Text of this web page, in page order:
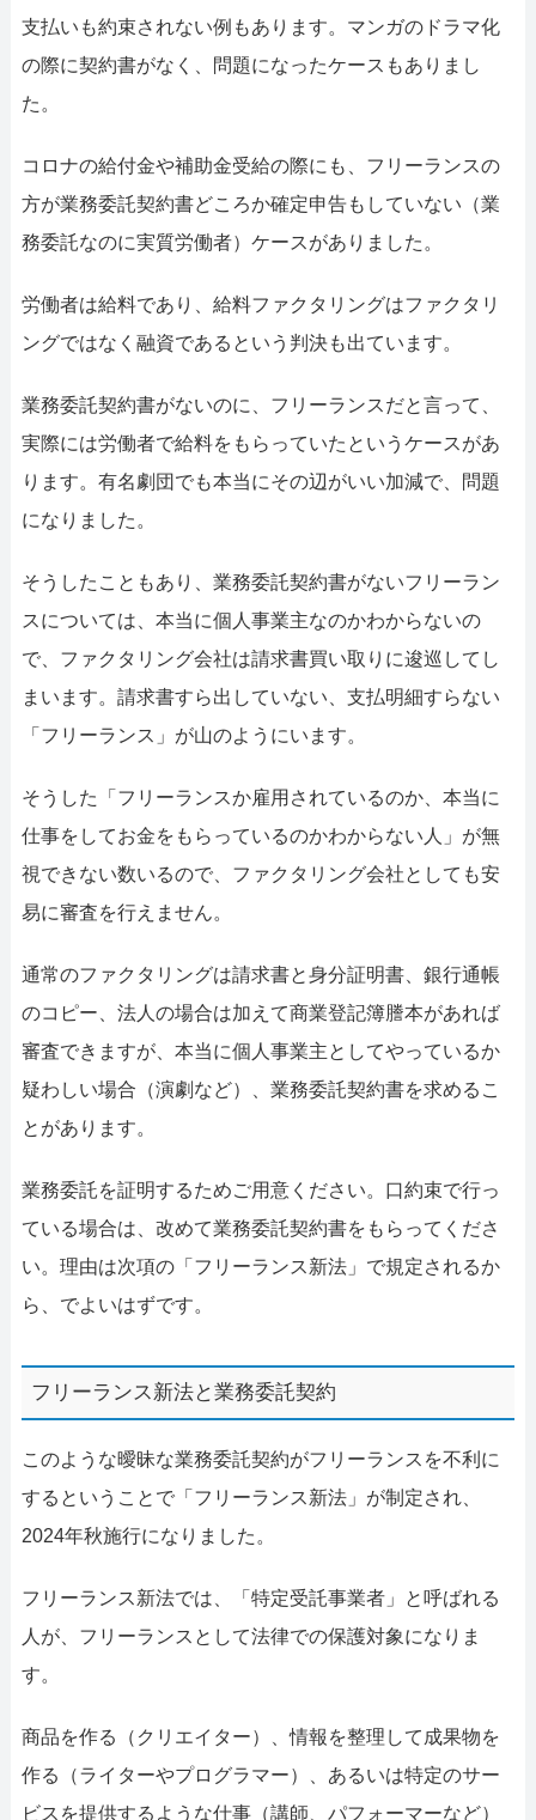
支払いも約束されない例もあります。マンガのドラマ化
の際に契約書がなく、問題になったケースもありまし
た。
コロナの給付金や補助金受給の際にも、フリーランスの
方が業務委託契約書どころか確定申告もしていない（業
務委託なのに実質労働者）ケースがありました。
労働者は給料であり、給料ファクタリングはファクタリ
ングではなく融資であるという判決も出ています。
業務委託契約書がないのに、フリーランスだと言って、
実際には労働者で給料をもらっていたというケースがあ
ります。有名劇団でも本当にその辺がいい加減で、問題
になりました。
そうしたこともあり、業務委託契約書がないフリーラン
スについては、本当に個人事業主なのかわからないの
で、ファクタリング会社は請求書買い取りに逡巡してし
まいます。請求書すら出していない、支払明細すらない
「フリーランス」が山のようにいます。
そうした「フリーランスか雇用されているのか、本当に
仕事をしてお金をもらっているのかわからない人」が無
視できない数いるので、ファクタリング会社としても安
易に審査を行えません。
通常のファクタリングは請求書と身分証明書、銀行通帳
のコピー、法人の場合は加えて商業登記簿謄本があれば
審査できますが、本当に個人事業主としてやっているか
疑わしい場合（演劇など）、業務委託契約書を求めるこ
とがあります。
業務委託を証明するためご用意ください。口約束で行っ
ている場合は、改めて業務委託契約書をもらってくださ
い。理由は次項の「フリーランス新法」で規定されるか
ら、でよいはずです。
フリーランス新法と業務委託契約
このような曖昧な業務委託契約がフリーランスを不利に
するということで「フリーランス新法」が制定され、
2024年秋施行になりました。
フリーランス新法では、「特定受託事業者」と呼ばれる
人が、フリーランスとして法律での保護対象になりま
す。
商品を作る（クリエイター）、情報を整理して成果物を
作る（ライターやプログラマー）、あるいは特定のサー
ビスを提供するような仕事（講師、パフォーマーなど）